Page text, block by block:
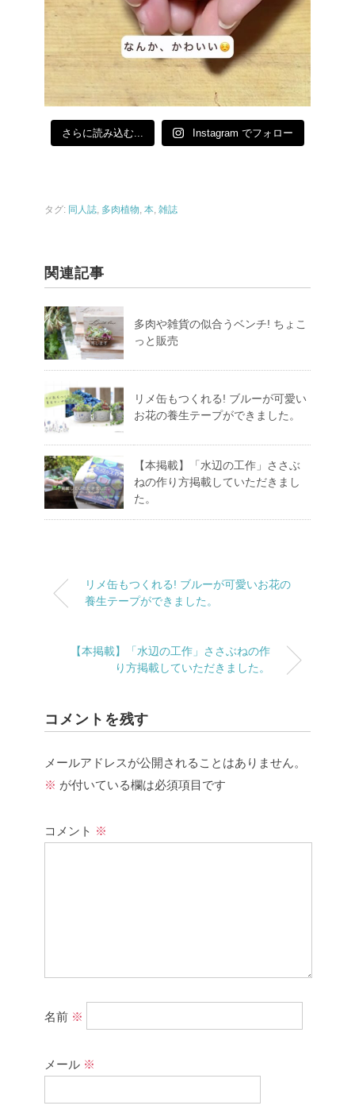
さらに読み込む... Instagram でフォロー
タグ: 同人誌, 多肉植物, 本, 雑誌
関連記事
多肉や雑貨の似合うベンチ! ちょこ
っと販売
リメ缶もつくれる! ブルーが可愛い
お花の養生テープができました。
【本掲載】「水辺の工作」ささぶ
ねの作り方掲載していただきまし
た。
リメ缶もつくれる! ブルーが可愛いお花の
養生テープができました。
【本掲載】「水辺の工作」ささぶねの作
り方掲載していただきました。
コメントを残す
メールアドレスが公開されることはありません。
※ が付いている欄は必須項目です
コメント ※
名前 ※
メール ※